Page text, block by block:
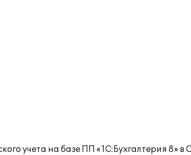
учета на базе ПП «1С:Бухгалтерия 8»